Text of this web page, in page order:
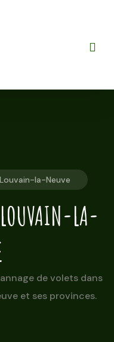
Louvain-la-Neuve
LOUVAIN-LA-
de volets dans
et ses provinces.